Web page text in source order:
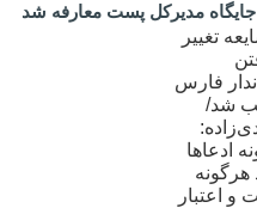
مدیرکل پست معارفه شد